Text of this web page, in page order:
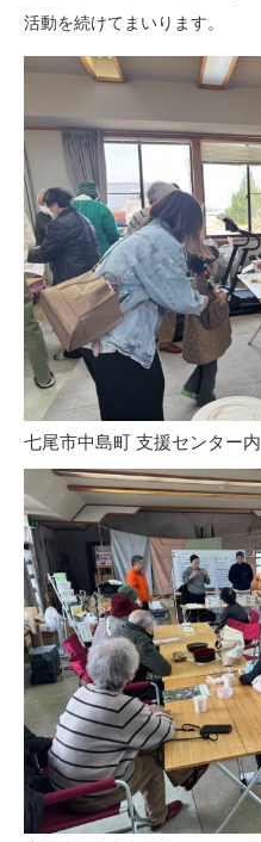
活動を続けてまいります。
七尾市中島町 支援センター内